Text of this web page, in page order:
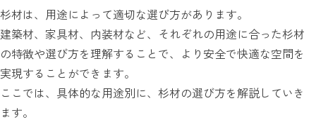
杉材は、用途によって適切な選び方があります。
建築材、家具材、内装材など、それぞれの用途に合った杉材
の特徴や選び方を理解することで、より安全で快適な空間を
実現することができます。
ここでは、具体的な用途別に、杉材の選び方を解説していき
ます。